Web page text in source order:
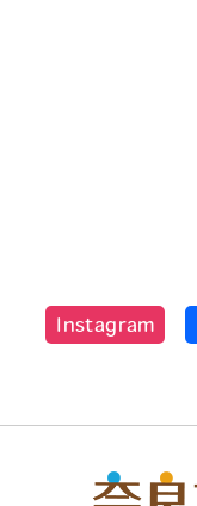
Instagram